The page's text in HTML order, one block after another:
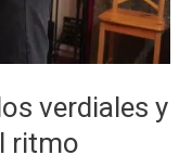
verdiales y
ritmo